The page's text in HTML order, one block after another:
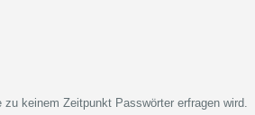
keinem Zeitpunkt Passwörter erfragen wird.